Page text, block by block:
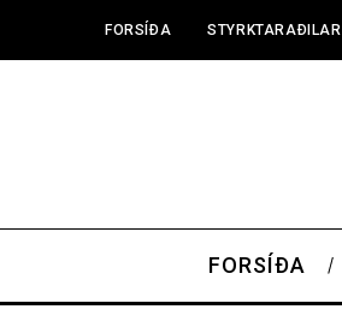
FORSÍÐA STYRKTARAÐILAR
FORSÍÐA